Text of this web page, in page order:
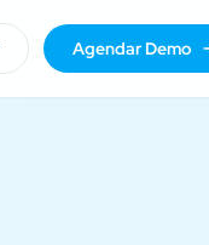
Agendar Demo